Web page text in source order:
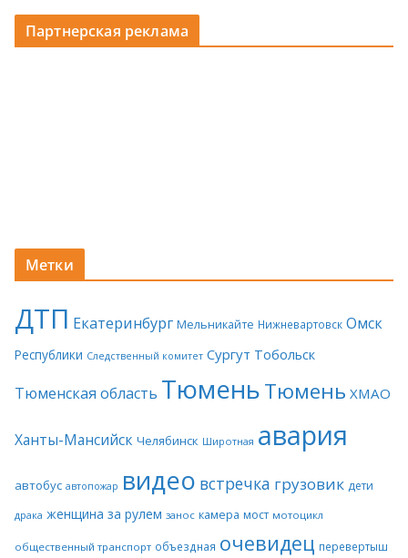
Партнерская реклама
Метки
ДТП Екатеринбург Мельникайте Нижневартовск Омск
Республики Следственный комитет Сургут Тобольск
Тюменская область ТюменьТюмень ХМАО
Ханты-Мансийск Челябинск Широтная авария
автобус автопожар видео встречка грузовик дети
драка женщина за рулем занос камера мост мотоцикл
общественный транспорт объездная очевидец перевертыш